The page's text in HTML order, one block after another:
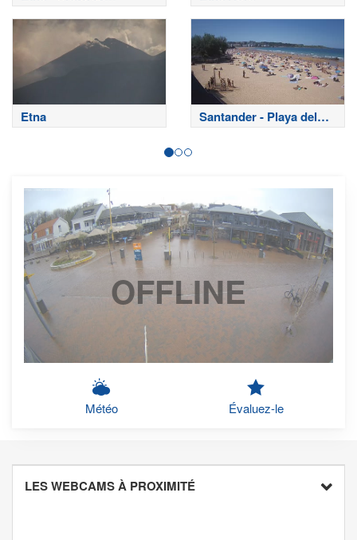
sommitaux
Etna
Santander - Playa del
Sardinero
OFFLINE
Météo Évaluez-le
LES WEBCAMS À PROXIMITÉ